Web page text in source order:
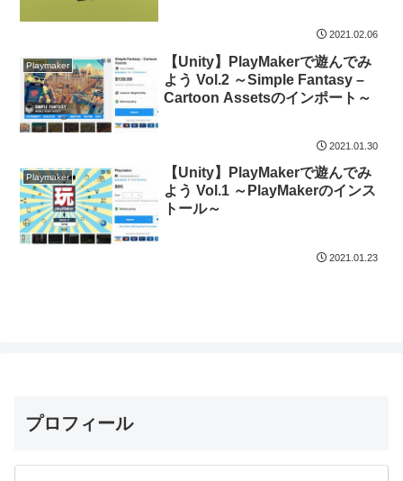
2021.02.06
Playmaker
【Unity】PlayMakerで遊んでみ
よう Vol.2 ～Simple Fantasy –
Cartoon Assetsのインポート～
2021.01.30
Playmaker
【Unity】PlayMakerで遊んでみ
よう Vol.1 ～PlayMakerのインス
トール～
2021.01.23
プロフィール